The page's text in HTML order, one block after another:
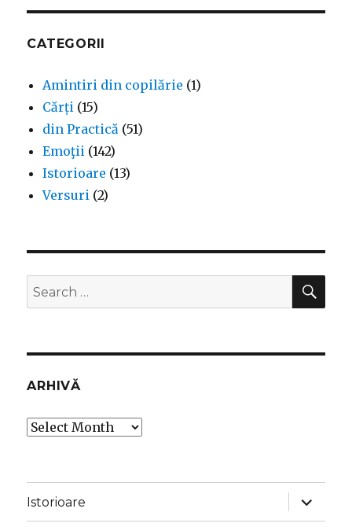
CATEGORII
Amintiri din copilărie (1)
Cărți (15)
din Practică (51)
Emoţii (142)
Istorioare (13)
Versuri (2)
Search
for:
ARHIVĂ
Arhivă
Istorioare
expand
child
menu